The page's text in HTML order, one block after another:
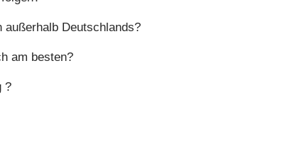
außerhalb Deutschlands?
am besten?
?